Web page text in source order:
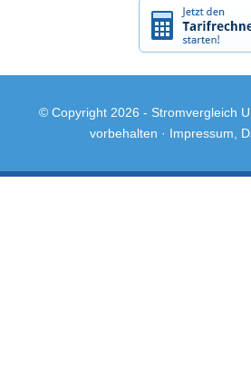
© Copyright 2026 - Stromvergleich
vorbehalten · Impressum